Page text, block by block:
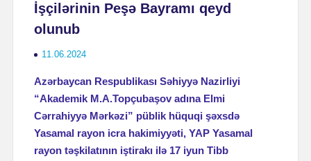
İşçilərinin Peşə Bayramı qeyd
olunub
11.06.2024
Azərbaycan Respublikası Səhiyyə Nazirliyi
“Akademik M.A.Topçubaşov adına Elmi
Cərrahiyyə Mərkəzi” püblik hüquqi şəxsdə
Yasamal rayon icra hakimiyyəti, YAP Yasamal
rayon təşkilatının iştirakı ilə 17 iyun Tibb